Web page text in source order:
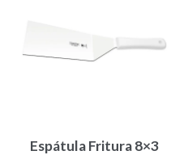
Espátula Fritura 8×3